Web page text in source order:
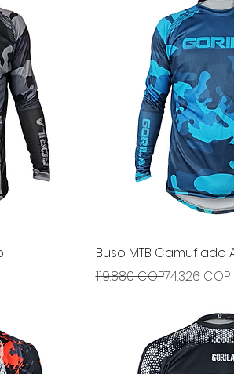
Vista
Buso MTB Camuflado
Precio
119.880 COP
Precio de oferta74.326 COP